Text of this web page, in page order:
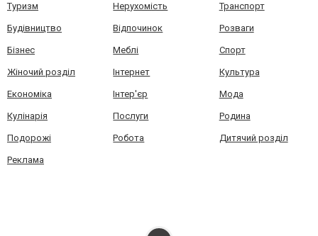
Туризм Нерухомість Транспорт
Будівництво Відпочинок Розваги
Бізнес Меблі Спорт
Жіночий розділ Інтернет Культура
Економіка Інтер'єр Мода
Кулінарія Послуги Родина
Подорожі Робота Дитячий розділ
Реклама